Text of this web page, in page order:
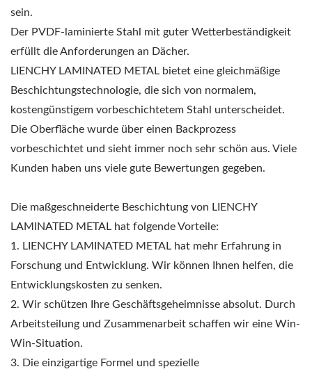
sein.
Der PVDF-laminierte Stahl mit guter Wetterbeständigkeit
erfüllt die Anforderungen an Dächer.
LIENCHY LAMINATED METAL bietet eine gleichmäßige
Beschichtungstechnologie, die sich von normalem,
kostengünstigem vorbeschichtetem Stahl unterscheidet.
Die Oberfläche wurde über einen Backprozess
vorbeschichtet und sieht immer noch sehr schön aus. Viele
Kunden haben uns viele gute Bewertungen gegeben.
Die maßgeschneiderte Beschichtung von LIENCHY
LAMINATED METAL hat folgende Vorteile:
1. LIENCHY LAMINATED METAL hat mehr Erfahrung in
Forschung und Entwicklung. Wir können Ihnen helfen, die
Entwicklungskosten zu senken.
2. Wir schützen Ihre Geschäftsgeheimnisse absolut. Durch
Arbeitsteilung und Zusammenarbeit schaffen wir eine Win-
Win-Situation.
3. Die einzigartige Formel und spezielle